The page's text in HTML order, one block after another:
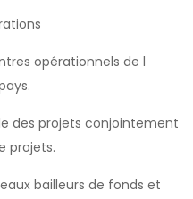
opérationnels de l
des projets conjointement
projets.
bailleurs de fonds et